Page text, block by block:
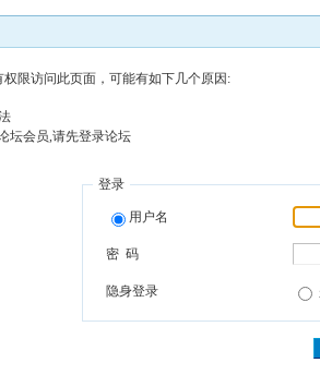
限访问此页面，可能有如下几个原因:
坛会员,请先登录论坛
登录
用户名
密 码
隐身登录